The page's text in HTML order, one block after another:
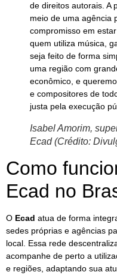
de direitos autorais. A
meio de uma agência
compromisso em
quem utiliza música,
seja feito de forma
uma região com
econômico, e
e compositores de
justa pela execução
Isabel Amorim,
Ecad (Crédito:
Como
Ecad no
O Ecad atua de forma
sedes próprias e agências
local. Essa rede
acompanhe de perto a
e regiões, adaptando sua